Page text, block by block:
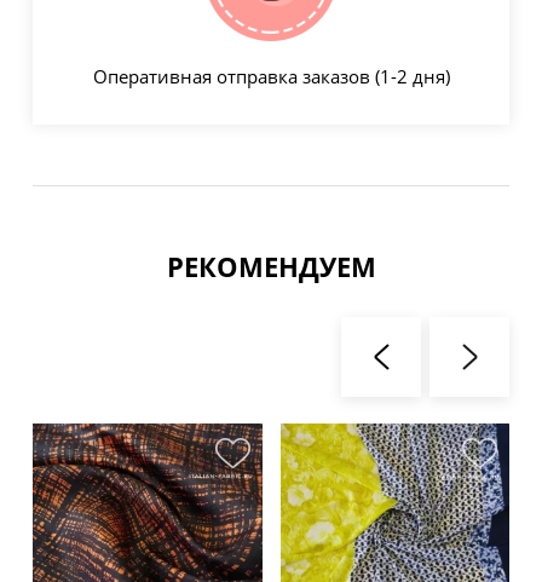
Оперативная отправка заказов (1-2 дня)
РЕКОМЕНДУЕМ